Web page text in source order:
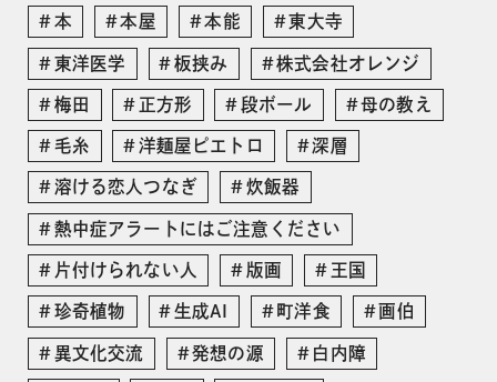
本 本屋 本能 東大寺
東洋医学 板挟み 株式会社オレンジ
梅田 正方形 段ボール 母の教え
毛糸 洋麺屋ピエトロ 深層
溶ける恋人つなぎ 炊飯器
熱中症アラートにはご注意ください
片付けられない人 版画 王国
珍奇植物 生成AI 町洋食 画伯
異文化交流 発想の源 白内障